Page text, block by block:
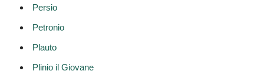
Persio
Petronio
Plauto
Plinio il Giovane